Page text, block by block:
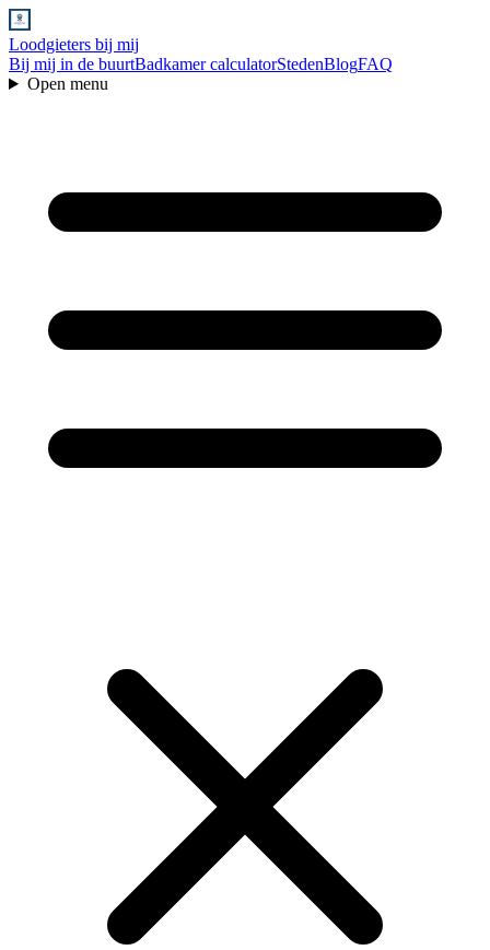
Loodgieters bij mij
Bij mij in de buurtBadkamer calculatorStedenBlogFAQ
Open menu